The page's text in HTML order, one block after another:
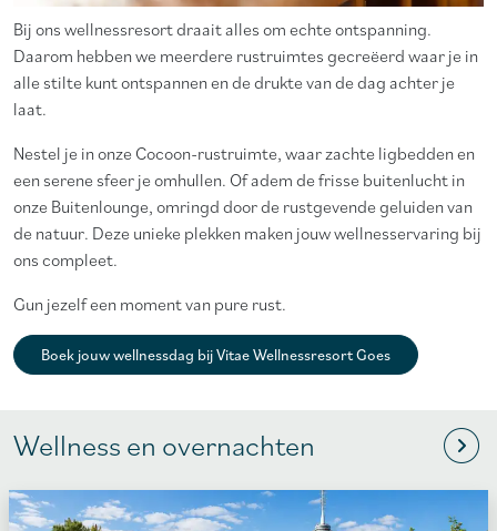
Bij ons wellnessresort draait alles om echte ontspanning.
Daarom hebben we meerdere rustruimtes gecreëerd waar je in
alle stilte kunt ontspannen en de drukte van de dag achter je
laat.
Nestel je in onze Cocoon-rustruimte, waar zachte ligbedden en
een serene sfeer je omhullen. Of adem de frisse buitenlucht in
onze Buitenlounge, omringd door de rustgevende geluiden van
de natuur. Deze unieke plekken maken jouw wellnesservaring bij
ons compleet.
Gun jezelf een moment van pure rust.
Boek jouw wellnessdag bij Vitae Wellnessresort Goes
Wellness en overnachten